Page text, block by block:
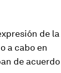
de la
a cabo en
de acuerdo